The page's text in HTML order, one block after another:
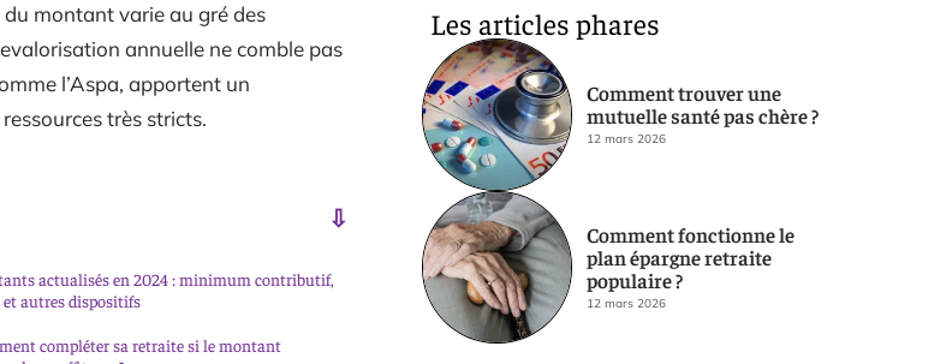
montant varie au gré des
annuelle ne comble pas
l’Aspa, apportent un
très stricts.
actualisés en 2024 : minimum contributif,
et autres dispositifs
compléter sa retraite si le montant
Les articles phares
Comment trouver une
mutuelle santé pas chère ?
12 mars 2026
Comment fonctionne le
plan épargne retraite
populaire ?
12 mars 2026